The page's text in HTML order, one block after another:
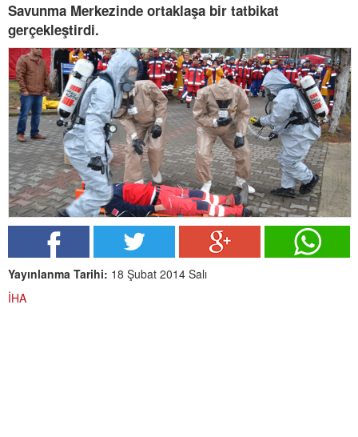
Savunma Merkezinde ortaklaşa bir tatbikat
gerçekleştirdi.
Yayınlanma Tarihi: 18 Şubat 2014 Salı
İHA